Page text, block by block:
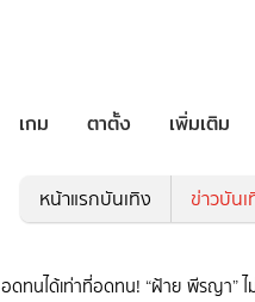
เกม ตาตั้ง เพิ่มเติม
หน้าแรกบันเทิง ข่าวบันเ
อดทนได้เท่าที่อดทน! “ฝ้าย พีรญา”